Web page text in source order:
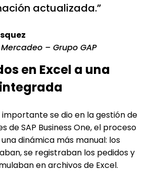
actualizada.”
– Grupo GAP
en Excel a una
se dio en la gestión de
de SAP Business One, el proceso
dinámica más manual: los
se registraban los pedidos y
en archivos de Excel.